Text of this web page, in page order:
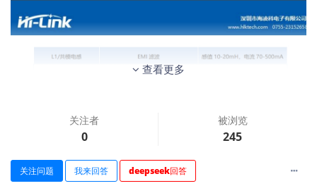
PCB原理图及元件
查看更多
关注者
0
被浏览
245
关注问题 我来回答 deepseek回答